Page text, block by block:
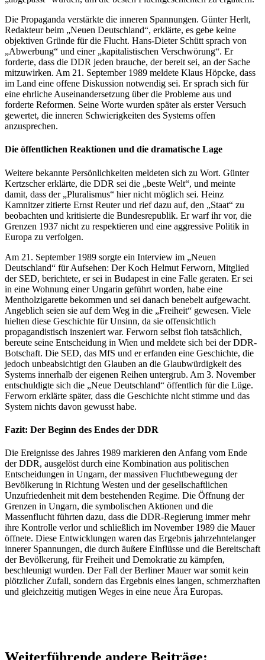
Die Propaganda verstärkte die inneren Spannungen. Günter Herlt,
Redakteur beim „Neuen Deutschland“, erklärte, es gebe keine
objektiven Gründe für die Flucht. Hans-Dieter Schütt sprach von
„Abwerbung“ und einer „kapitalistischen Verschwörung“. Er
forderte, dass die DDR jeden brauche, der bereit sei, an der Sache
mitzuwirken. Am 21. September 1989 meldete Klaus Höpcke, dass
im Land eine offene Diskussion notwendig sei. Er sprach sich für
eine ehrliche Auseinandersetzung über die Probleme aus und
forderte Reformen. Seine Worte wurden später als erster Versuch
gewertet, die inneren Schwierigkeiten des Systems offen
anzusprechen.
Die öffentlichen Reaktionen und die dramatische Lage
Weitere bekannte Persönlichkeiten meldeten sich zu Wort. Günter
Kertzscher erklärte, die DDR sei die „beste Welt“, und meinte
damit, dass der „Pluralismus“ hier nicht möglich sei. Heinz
Kamnitzer zitierte Ernst Reuter und rief dazu auf, den „Staat“ zu
beobachten und kritisierte die Bundesrepublik. Er warf ihr vor, die
Grenzen 1937 nicht zu respektieren und eine aggressive Politik in
Europa zu verfolgen.
Am 21. September 1989 sorgte ein Interview im „Neuen
Deutschland“ für Aufsehen: Der Koch Helmut Ferworn, Mitglied
der SED, berichtete, er sei in Budapest in eine Falle geraten. Er sei
in eine Wohnung einer Ungarin geführt worden, habe eine
Mentholzigarette bekommen und sei danach benebelt aufgewacht.
Angeblich seien sie auf dem Weg in die „Freiheit“ gewesen. Viele
hielten diese Geschichte für Unsinn, da sie offensichtlich
propagandistisch inszeniert war. Ferworn selbst floh tatsächlich,
bereute seine Entscheidung in Wien und meldete sich bei der DDR-
Botschaft. Die SED, das MfS und er erfanden eine Geschichte, die
jedoch unbeabsichtigt den Glauben an die Glaubwürdigkeit des
Systems innerhalb der eigenen Reihen untergrub. Am 3. November
entschuldigte sich die „Neue Deutschland“ öffentlich für die Lüge.
Ferworn erklärte später, dass die Geschichte nicht stimme und das
System nichts davon gewusst habe.
Fazit: Der Beginn des Endes der DDR
Die Ereignisse des Jahres 1989 markieren den Anfang vom Ende
der DDR, ausgelöst durch eine Kombination aus politischen
Entscheidungen in Ungarn, der massiven Fluchtbewegung der
Bevölkerung in Richtung Westen und der gesellschaftlichen
Unzufriedenheit mit dem bestehenden Regime. Die Öffnung der
Grenzen in Ungarn, die symbolischen Aktionen und die
Massenflucht führten dazu, dass die DDR-Regierung immer mehr
ihre Kontrolle verlor und schließlich im November 1989 die Mauer
öffnete. Diese Entwicklungen waren das Ergebnis jahrzehntelanger
innerer Spannungen, die durch äußere Einflüsse und die Bereitschaft
der Bevölkerung, für Freiheit und Demokratie zu kämpfen,
beschleunigt wurden. Der Fall der Berliner Mauer war somit kein
plötzlicher Zufall, sondern das Ergebnis eines langen, schmerzhaften
und gleichzeitig mutigen Weges in eine neue Ära Europas.